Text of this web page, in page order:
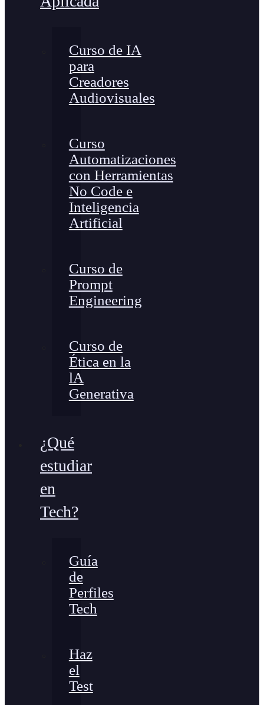
Curso de IA
para
Creadores
Audiovisuales
Curso
Automatizaciones
con Herramientas
No Code e
Inteligencia
Artificial
Curso de
Prompt
Engineering
Curso de
Ética en la
lA
Generativa
¿Qué
estudiar
en
Tech?
Guía
de
Perfiles
Tech
Haz
el
Test